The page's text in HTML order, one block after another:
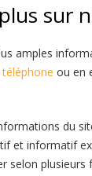
sur
amples
ou en
du
et informatif
selon plusieurs